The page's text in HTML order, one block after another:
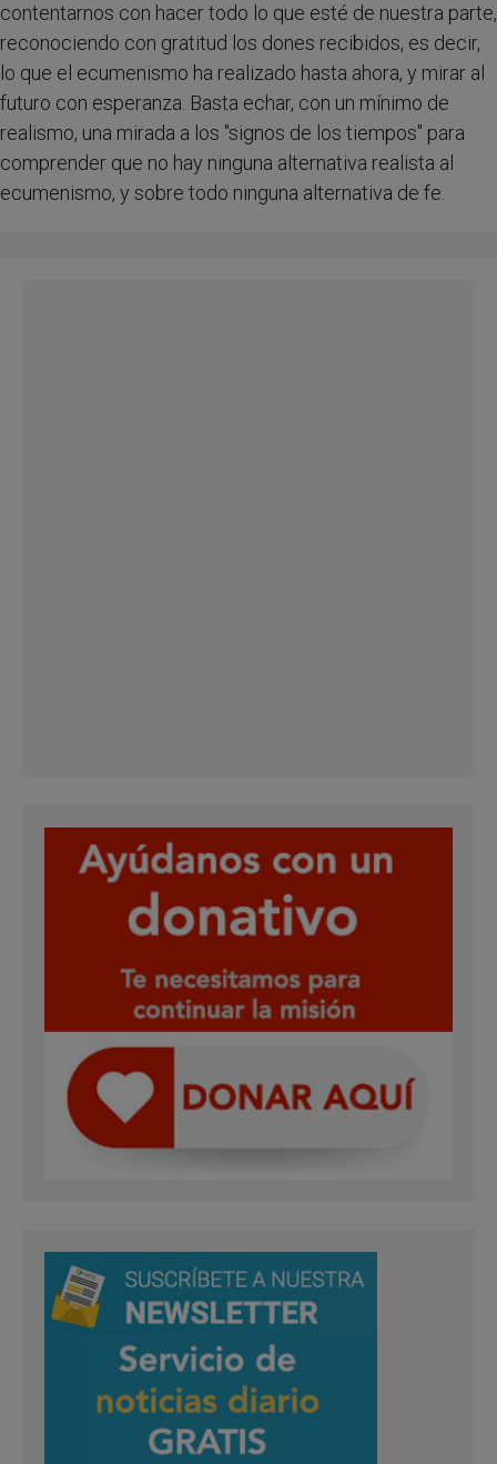
contentarnos con hacer todo lo que esté de nuestra parte,
reconociendo con gratitud los dones recibidos, es decir,
lo que el ecumenismo ha realizado hasta ahora, y mirar al
futuro con esperanza. Basta echar, con un mínimo de
realismo, una mirada a los "signos de los tiempos" para
comprender que no hay ninguna alternativa realista al
ecumenismo, y sobre todo ninguna alternativa de fe.